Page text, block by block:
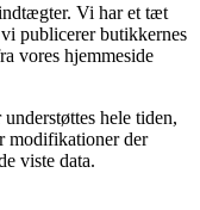
Vi har et tæt
publicerer butikkernes
vores hjemmeside
hele tiden,
modifikationer der
viste data.